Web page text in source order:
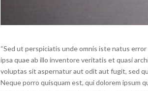
“Sed ut perspiciatis unde omnis iste natus
ipsa quae ab illo inventore veritatis et quasi
voluptas sit aspernatur aut odit aut fugit, sed
Neque porro quisquam est, qui dolorem ipsum